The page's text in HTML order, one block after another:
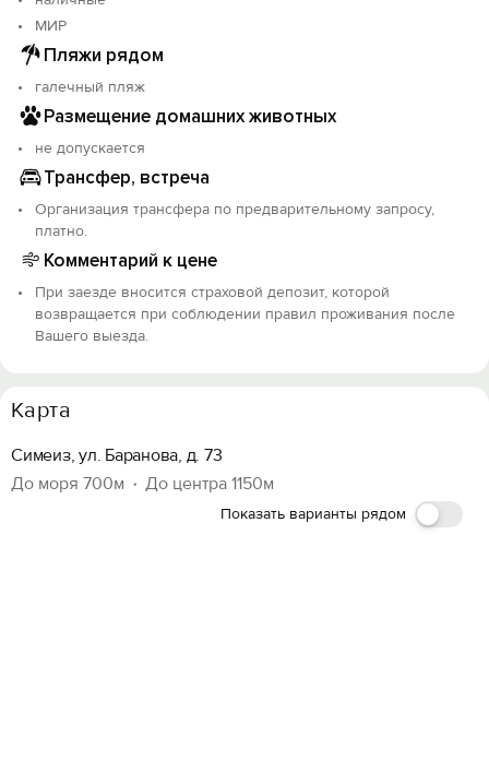
МИР
Пляжи рядом
галечный пляж
Размещение домашних животных
не допускается
Трансфер, встреча
Организация трансфера по предварительному запросу,
платно.
Комментарий к цене
При заезде вносится страховой депозит, которой
возвращается при соблюдении правил проживания после
Вашего выезда.
Карта
Симеиз, ул. Баранова, д. 73
До моря 700м
До центра 1150м
Показать варианты рядом